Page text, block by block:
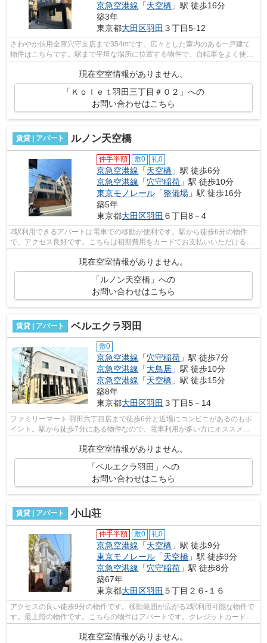
京急空港線 「天空橋 」駅 徒歩16分
築3年
東京都大田区羽田 ３丁目5-12
さわやか信用金庫穴守支店まで354mです。広々とした室内のある一戸建て
物件はこちらです。駅まで平坦な場所に位置する物件で、自転車をよく使う
現在空室情報がありません。
「Ｋｏｌｅｔ羽田三丁目＃０２」への
お問い合わせはこちら
賃貸 | アパート ルノン天空橋
仲手半額 敷0 礼0
京急空港線 「天空橋 」駅 徒歩6分
京急空港線 「穴守稲荷 」駅 徒歩10分
東京モノレール 「整備場 」駅 徒歩16分
築5年
東京都大田区羽田 ６丁目8－4
2駅利用できるアパートは電車での移動が便利です。駅から徒歩6分の物件
で、アクセス良好です。こちらは初期費用をカードでお支払いいただける物
件なので、支払い手続きの手間が省けま...
現在空室情報がありません。
「ルノン天空橋」への
お問い合わせはこちら
賃貸 | アパート ベルエクラ羽田
敷0
京急空港線 「穴守稲荷 」駅 徒歩7分
京急空港線 「大鳥居 」駅 徒歩10分
京急空港線 「天空橋 」駅 徒歩15分
築8年
東京都大田区羽田 ３丁目5－14
ファミリーマート 羽田六丁目店まで徒歩6分と近場にコンビニがあるのもポ
イント。駅から徒歩7分にある物件なので、電車利用が多い方にオススメで
現在空室情報がありません。
「ベルエクラ羽田」への
お問い合わせはこちら
賃貸 | アパート 小山荘
仲手半額 敷0 礼0
京急空港線 「天空橋 」駅 徒歩9分
東京モノレール 「天空橋 」駅 徒歩9分
京急空港線 「穴守稲荷 」駅 徒歩8分
築67年
東京都大田区羽田 ５丁目２６-１６
アクセスの良い徒歩9分の物件です。移動範囲が広がる2駅利用可能な物件で
す。最上階の物件です。こちらの物件はアパートです。クレジットカードで
現在空室情報がありません。